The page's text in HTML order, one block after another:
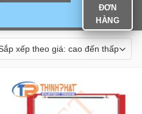
ĐƠN
HÀNG